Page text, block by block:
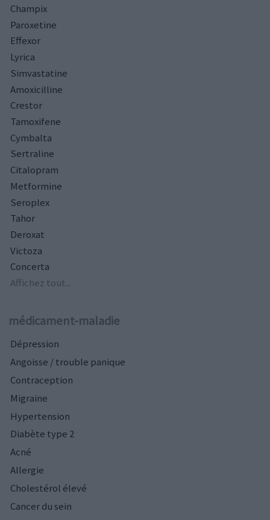
Champix
Paroxetine
Effexor
Lyrica
Simvastatine
Amoxicilline
Crestor
Tamoxifene
Cymbalta
Sertraline
Citalopram
Metformine
Seroplex
Tahor
Deroxat
Victoza
Concerta
Affichez tout...
médicament-maladie
Dépression
Angoisse / trouble panique
Contraception
Migraine
Hypertension
Diabète type 2
Acné
Allergie
Cholestérol élevé
Cancer du sein